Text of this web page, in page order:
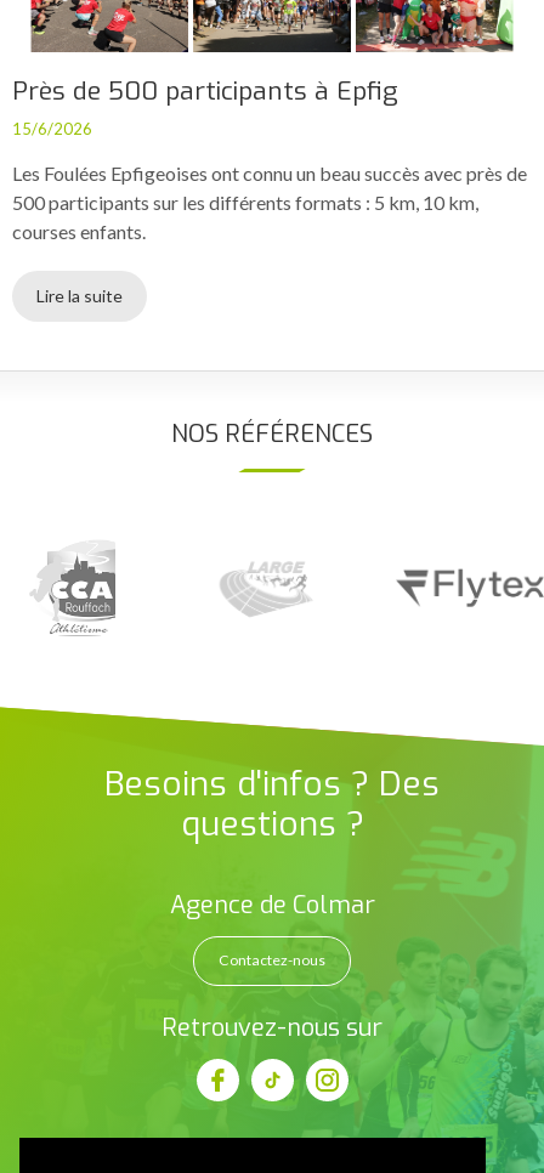
Près de 500 participants à Epfig
15/6/2026
Les Foulées Epfigeoises ont connu un beau succès avec près de
500 participants sur les différents formats : 5 km, 10 km,
courses enfants.
Lire la suite
NOS RÉFÉRENCES
Besoins d'infos ? Des
questions ?
Agence de Colmar
Contactez-nous
Retrouvez-nous sur